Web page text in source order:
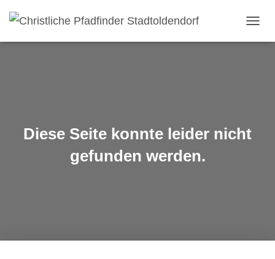
Diese Seite konnte leider nicht
gefunden werden.